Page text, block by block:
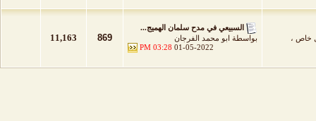
خاص ،
السبيعي في مدح سلمان الهميج...
بواسطة ابو محمد الفرجان
01-05-2022
03:28 PM
869
11,163